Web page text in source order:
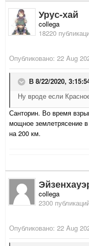
Урус-хай
collega
18220
Опубликовано: 22 Aug
В 8/22/2020,
Ну вроде если
Санторин. Во время
мощное землетрясение
на 200 км.
collega
2300
Опубликовано: 22 Aug